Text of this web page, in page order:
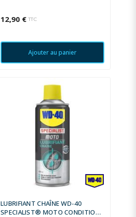
12,90 € TTC
Ajouter au panier
LUBRIFIANT CHAÎNE WD-40
SPECIALIST® MOTO CONDITIONS